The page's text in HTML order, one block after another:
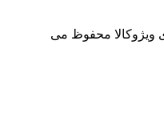
ویژوکالا محفوظ می